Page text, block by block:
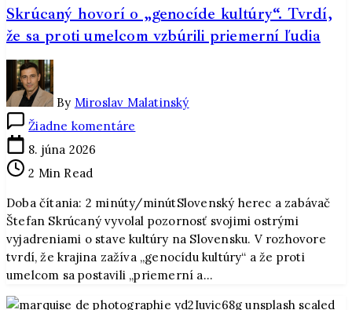
tisíce
návštevníkov
Skrúcaný hovorí o „genocíde kultúry“. Tvrdí,
že sa proti umelcom vzbúrili priemerní ľudia
By Miroslav Malatinský
Žiadne komentáre
kultúry“.
Tvrdí,
že
sa
proti
umelcom
8. júna 2026
2 Min Read
Doba čítania: 2 minúty/minútSlovenský herec a zabávač
Štefan Skrúcaný vyvolal pozornosť svojimi ostrými
vyjadreniami o stave kultúry na Slovensku. V rozhovore
tvrdí, že krajina zažíva „genocídu kultúry“ a že proti
umelcom sa postavili „priemerní a…